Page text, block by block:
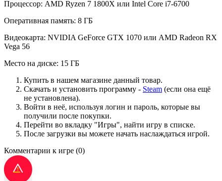
Процессор: AMD Ryzen 7 1800X или Intel Core i7-6700
Оперативная память: 8 ГБ
Видеокарта: NVIDIA GeForce GTX 1070 или AMD Radeon RX
Vega 56
Место на диске: 15 ГБ
Купить в нашем магазине данный товар.
Скачать и установить программу - Steam (если она ещё
не установлена).
Войти в неё, используя логин и пароль, которые вы
получили после покупки.
Перейти во вкладку "Игры", найти игру в списке.
После загрузки вы можете начать наслаждаться игрой.
Комментарии к игре (0)